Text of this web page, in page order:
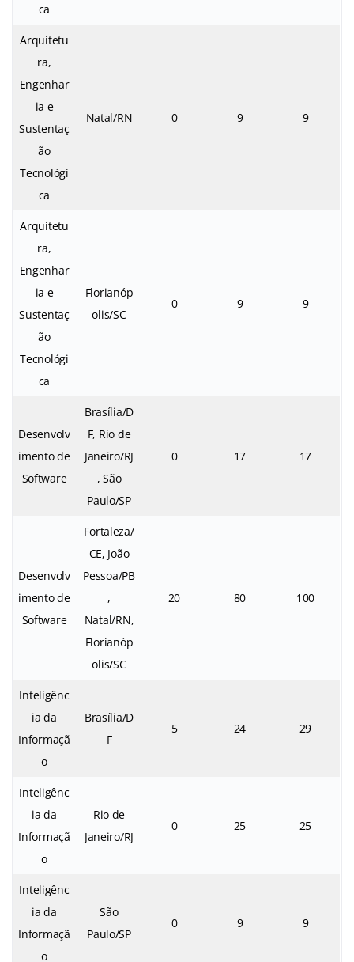
ca
Arquitetu
ra,
Engenhar
ia e
Sustentaç
ão
Tecnológi
ca
Natal/RN 0 9 9
Arquitetu
ra,
Engenhar
ia e
Sustentaç
ão
Tecnológi
ca
Florianóp
olis/SC
0 9 9
Desenvolv
imento de
Software
Brasília/D
F, Rio de
Janeiro/RJ
, São
Paulo/SP
0 17 17
Desenvolv
imento de
Software
Fortaleza/
CE, João
Pessoa/PB
,
Natal/RN,
Florianóp
olis/SC
20 80 100
Inteligênc
ia da
Informaçã
o
Brasília/D
F
5 24 29
Inteligênc
ia da
Informaçã
o
Rio de
Janeiro/RJ
0 25 25
Inteligênc
ia da
Informaçã
o
São
Paulo/SP
0 9 9